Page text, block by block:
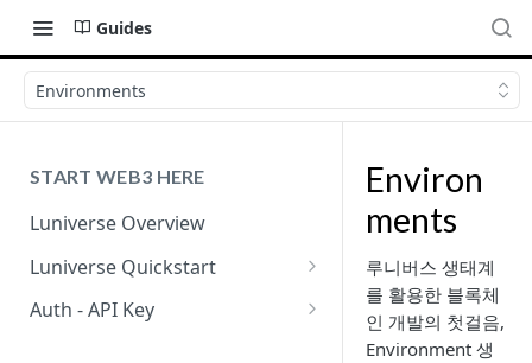
Guides
Environments
START WEB3 HERE
Luniverse Overview
Luniverse Quickstart
Sign Up
Auth - API Key
Environ
ments
루니버스 생태계
를 활용한 블록체
인 개발의 첫걸음,
Environment 생